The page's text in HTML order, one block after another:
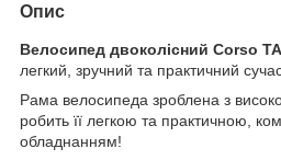
Опис
Велосипед двоколісний Corso
легкий, зручний та практичний
Рама велосипеда зроблена з
робить її легкою та практичною,
обладнанням!